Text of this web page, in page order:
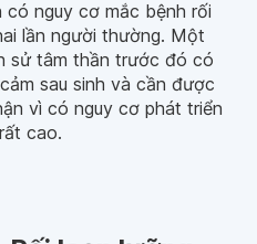
có nguy cơ mắc bệnh rối
lần người thường. Một
sử tâm thần trước đó có
sau sinh và cần được
vì có nguy cơ phát triển
cao.